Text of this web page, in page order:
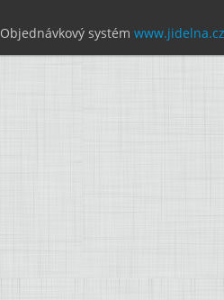
Objednávkový systém www.jidelna.cz